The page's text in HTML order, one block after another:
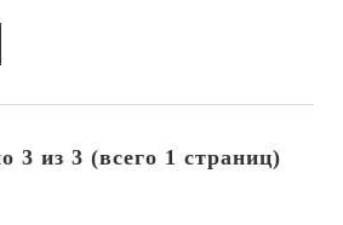
3 из 3 (всего 1 страниц)